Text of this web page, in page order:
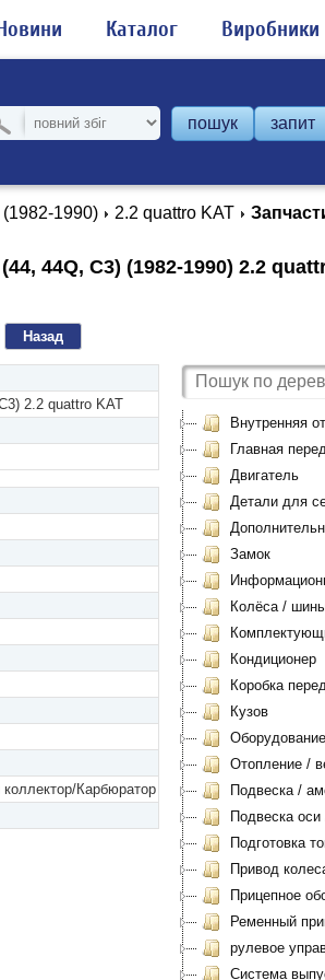
Каталог Виробники
пошук запит
1990) 2.2 quattro KAT
44Q, C3) (1982-1990) 2.2
Назад
2.2 quattro KAT
Карбюратор
Внутренняя
Главная
Двигатель
Детали для
Замок
Колёса /
Кондиционер
Коробка
Кузов
Отопление /
Подвеска /
Подвеска
Подготовка
Привод
Прицепное
Ременный
рулевое
Система